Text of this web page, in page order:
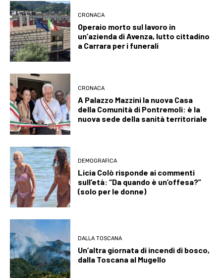
CRONACA
Operaio morto sul lavoro in
un’azienda di Avenza, lutto cittadino
a Carrara per i funerali
CRONACA
A Palazzo Mazzini la nuova Casa
della Comunità di Pontremoli: è la
nuova sede della sanità territoriale
DEMOGRAFICA
Licia Colò risponde ai commenti
sull’età: “Da quando è un’offesa?”
(solo per le donne)
DALLA TOSCANA
Un’altra giornata di incendi di bosco,
dalla Toscana al Mugello